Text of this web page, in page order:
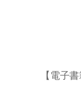
【電子